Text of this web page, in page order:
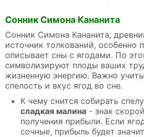
Сонник Симона Кананита
Сонник Симона Кананита,
источник толкований, особенно
описывает сны с ягодами. По
символизируют плоды ваших
жизненную энергию. Важно
спелость и вкус ягод во сне.
К чему снится собирать
сладкая малина - знак
получения прибыли. Если
сочные, прибыль будет